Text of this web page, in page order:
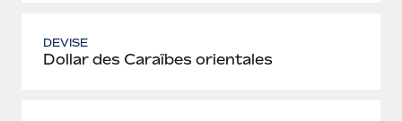
DEVISE
Dollar des Caraïbes orientales